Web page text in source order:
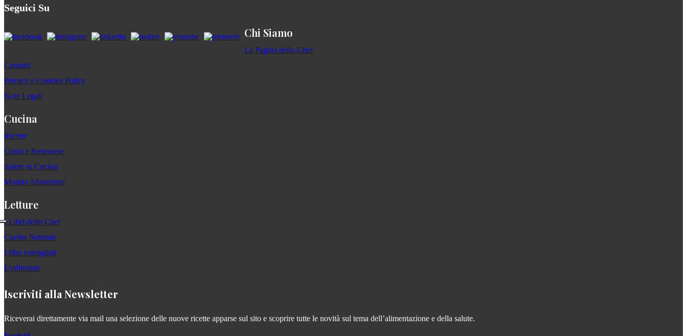
Seguici Su
Chi Siamo
La Pagina dello Chef
Contatti
Privacy e Cookies Policy
Note Legali
Cucina
Ricette
Gusto e Benessere
Salute in Cucina
Mondo Alimentare
Letture
I Libri dello Chef
Cucina Naturale
I libri consigliati
L'editoriale
Iscriviti alla Newsletter
Riceverai direttamente via mail una selezione delle nuove ricette apparse sul sito e scoprire tutte le novità sul tema dell’alimentazione e della salute.